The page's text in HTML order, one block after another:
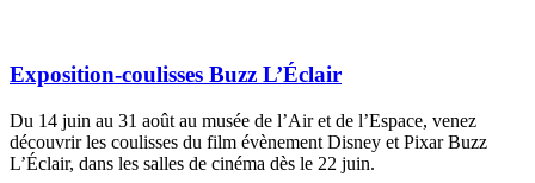
Exposition-coulisses Buzz L’Éclair
Du 14 juin au 31 août au musée de l’Air et de l’Espace, venez
découvrir les coulisses du film évènement Disney et Pixar Buzz
L’Éclair, dans les salles de cinéma dès le 22 juin.